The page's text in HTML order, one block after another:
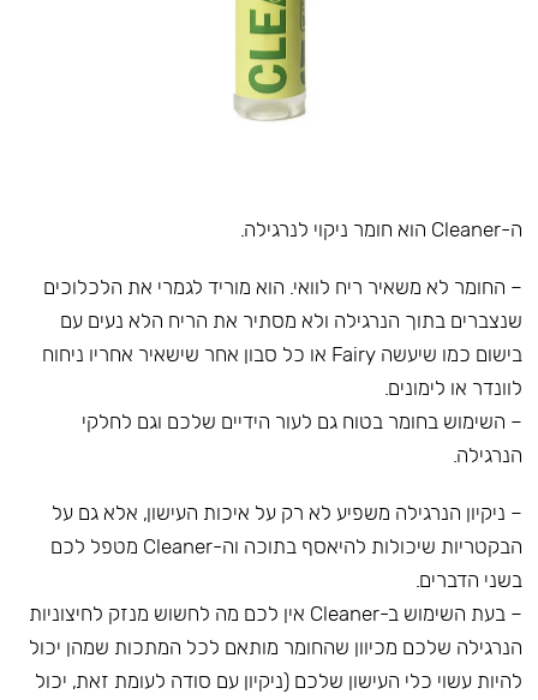
ה-Cleaner הוא חומר ניקוי לנרגילה.
– החומר לא משאיר ריח לוואי. הוא מוריד לגמרי את הלכלוכים
שנצברים בתוך הנרגילה ולא מסתיר את הריח הלא נעים עם
בישום כמו שיעשה Fairy או כל סבון אחר שישאיר אחריו ניחוח
לוונדר או לימונים.
– השימוש בחומר בטוח גם לעור הידיים שלכם וגם לחלקי
הנרגילה.
– ניקיון הנרגילה משפיע לא רק על איכות העישון, אלא גם על
הבקטריות שיכולות להיאסף בתוכה וה-Cleaner מטפל לכם
בשני הדברים.
– בעת השימוש ב-Cleaner אין לכם מה לחשוש מנזק לחיצוניות
הנרגילה שלכם מכיוון שהחומר מותאם לכל המתכות שמהן יכול
להיות עשוי כלי העישון שלכם (ניקיון עם סודה לעומת זאת, יכול